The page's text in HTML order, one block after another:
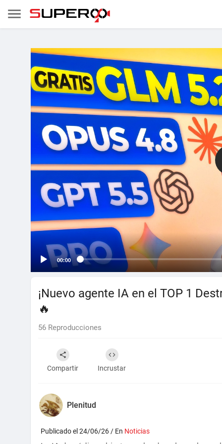
00:00
¡Nuevo agente IA en el TOP 1
🔥
56 Reproducciones
Compartir Incrustar
Plenitud
Publicado el 24/06/26 / En Noticias